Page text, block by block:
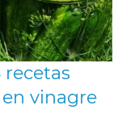
vinagre